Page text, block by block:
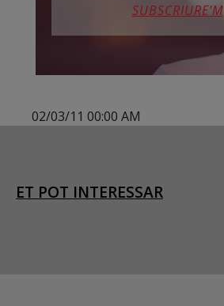
SUBSCRIURE’M
02/03/11 00:00 AM
ET POT INTERESSAR